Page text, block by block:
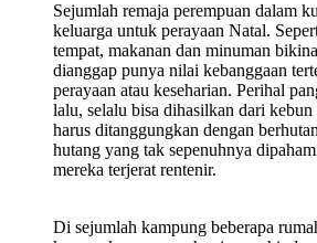
Sejumlah remaja perempuan dalam
keluarga untuk perayaan Natal.
tempat, makanan dan minuman
dianggap punya nilai kebanggaan
perayaan atau keseharian. Perihal
lalu, selalu bisa dihasilkan dari
harus ditanggungkan dengan
hutang yang tak sepenuhnya
mereka terjerat rentenir.
Di sejumlah kampung beberapa